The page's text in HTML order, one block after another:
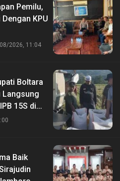
Pemilu,
KPU
2026, 11:04
Boltara
Langsung
15S di
Baik